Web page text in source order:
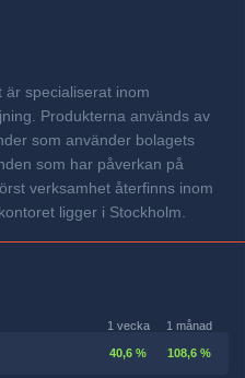
är specialiserat inom
Produkterna används av
som använder bolagets
som har påverkan på
verksamhet återfinns inom
ligger i Stockholm.
1 vecka 1 månad
40,6 % 108,6 %